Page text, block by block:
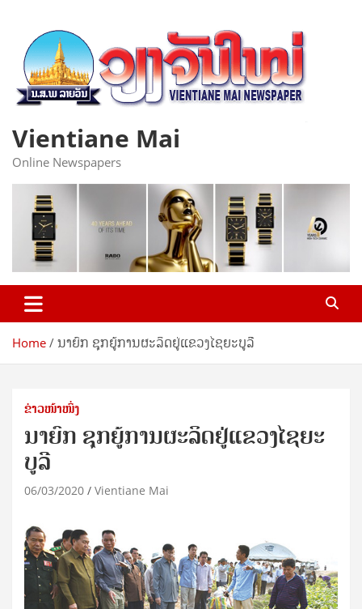
content
Vientiane Mai
Online Newspapers
Home ນາຍົກ ຊຸກຍູ້ການຜະລິດຢູ່ແຂວງໄຊຍະບູລີ
ຂ່າວໜ້າໜຶ່ງ
ນາຍົກ ຊຸກຍູ້ການຜະລິດຢູ່ແຂວງໄຊຍະ
ບູລີ
06/03/2020 Vientiane Mai